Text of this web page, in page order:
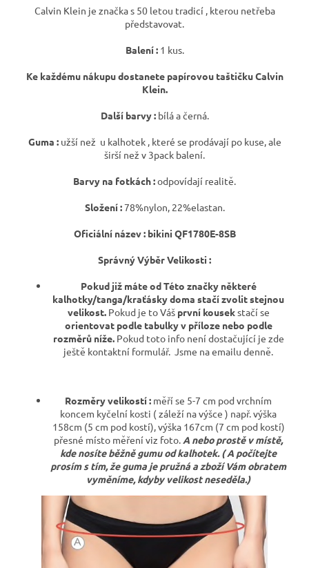
Calvin Klein je značka s 50 letou tradicí , kterou netřeba
představovat.
Balení :1 kus.
Ke každému nákupu dostanete papírovou taštičku Calvin
Klein.
Další barvy :bílá a černá.
Guma :užší než u kalhotek , které se prodávají po kuse, ale
širší než v 3pack balení.
Barvy na fotkách :odpovídají realitě.
Složení :78%nylon, 22%elastan.
Oficiální název : bikini QF1780E-8SB
Správný Výběr Velikosti :
Pokud již máte od Této značky některé
kalhotky/tanga/kraťásky doma stačí zvolit stejnou
velikost. Pokud je to Vášprvní kousekstačí se
orientovat podle tabulky v příloze nebo podle
rozměrů níže.Pokud toto info není dostačující je zde
ještě kontaktní formulář. Jsme na emailu denně.
Rozměry velikostí : měří se 5-7 cm pod vrchním
koncem kyčelní kosti ( záleží na výšce ) např. výška
158cm (5 cm pod kostí), výška 167cm (7 cm pod kostí)
přesné místo měření viz foto. A nebo prostě v místě,
kde nosíte běžně gumu od kalhotek. ( A počítejte
prosím s tím, že guma je pružná a zboží Vám obratem
vyměníme, kdyby velikost neseděla.)